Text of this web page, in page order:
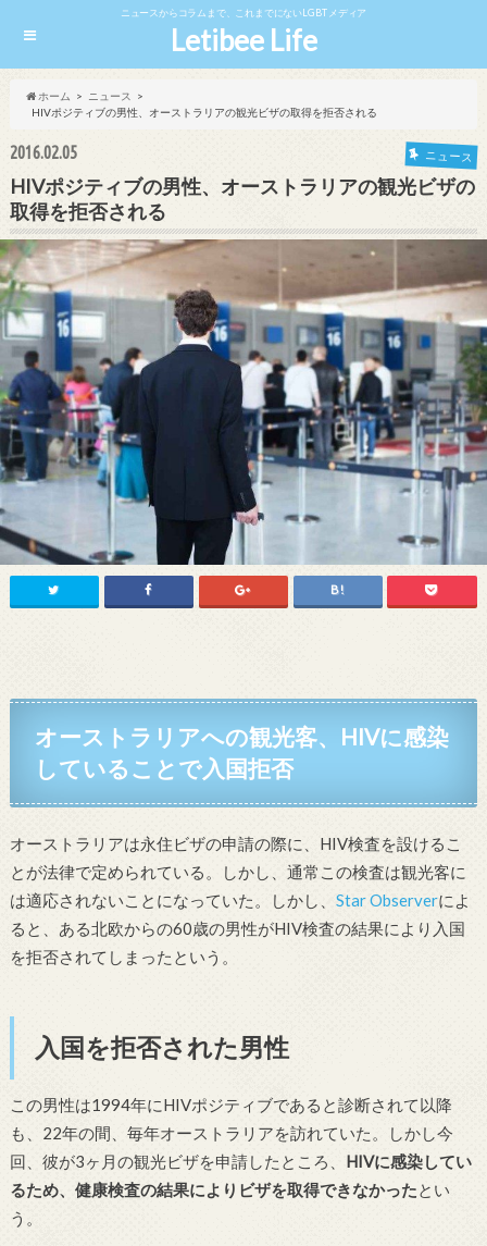
ニュースからコラムまで、これまでにないLGBTメディア
Letibee Life
ホーム
ニュース
HIVポジティブの男性、オーストラリアの観光ビザの取得を拒否される
2016.02.05 ニュース
HIVポジティブの男性、オーストラリアの観光ビザの
取得を拒否される
オーストラリアへの観光客、HIVに感染
していることで入国拒否
オーストラリアは永住ビザの申請の際に、HIV検査を設けるこ
とが法律で定められている。しかし、通常この検査は観光客に
は適応されないことになっていた。しかし、 Star Observerによ
ると、ある北欧からの60歳の男性がHIV検査の結果により入国
を拒否されてしまったという。
入国を拒否された男性
この男性は1994年にHIVポジティブであると診断されて以降
も、22年の間、毎年オーストラリアを訪れていた。しかし今
回、彼が3ヶ月の観光ビザを申請したところ、 HIVに感染してい
るため、健康検査の結果によりビザを取得できなかったとい
う。